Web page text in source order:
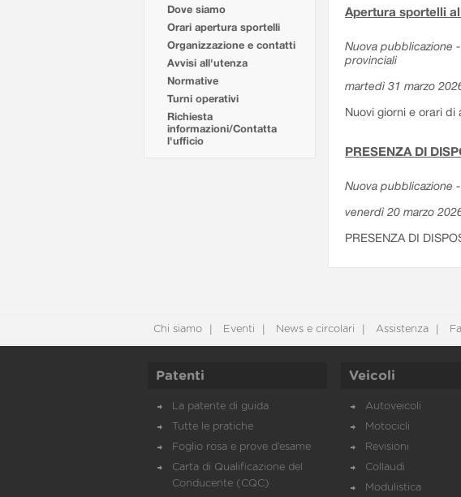
Dove siamo
Orari apertura sportelli
Organizzazione e contatti
Avvisi all'utenza
Normative
Turni operativi
Richiesta
informazioni/Contatta
l'ufficio
Apertura sportelli
Nuova pubblicazione
provinciali
martedì 31 marzo
Nuovi giorni e orari
PRESENZA DI
Nuova pubblicazione
venerdì 20 marzo
PRESENZA DI
Chi siamo Eventi News e circolari Assistenza
Patenti
La patente di guida
Tutte le pratiche
Foglio rosa e prove d’esame
Carta di Qualificazione del
Conducente (CQC)
Veicoli
Autoveicoli
Motocicli
Revisioni
Collaudi
Modulistica